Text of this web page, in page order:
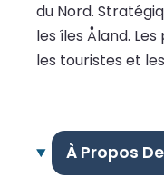
du Nord.
les îles Åland.
les touristes et
À Propos